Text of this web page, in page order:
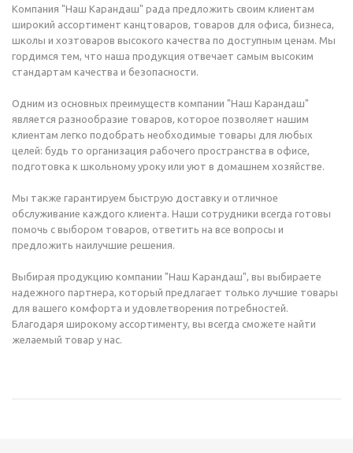
Компания "Наш Карандаш" рада предложить своим клиентам
широкий ассортимент канцтоваров, товаров для офиса, бизнеса,
школы и хозтоваров высокого качества по доступным ценам. Мы
гордимся тем, что наша продукция отвечает самым высоким
стандартам качества и безопасности.
Одним из основных преимуществ компании "Наш Карандаш"
является разнообразие товаров, которое позволяет нашим
клиентам легко подобрать необходимые товары для любых
целей: будь то организация рабочего пространства в офисе,
подготовка к школьному уроку или уют в домашнем хозяйстве.
Мы также гарантируем быструю доставку и отличное
обслуживание каждого клиента. Наши сотрудники всегда готовы
помочь с выбором товаров, ответить на все вопросы и
предложить наилучшие решения.
Выбирая продукцию компании "Наш Карандаш", вы выбираете
надежного партнера, который предлагает только лучшие товары
для вашего комфорта и удовлетворения потребностей.
Благодаря широкому ассортименту, вы всегда сможете найти
желаемый товар у нас.